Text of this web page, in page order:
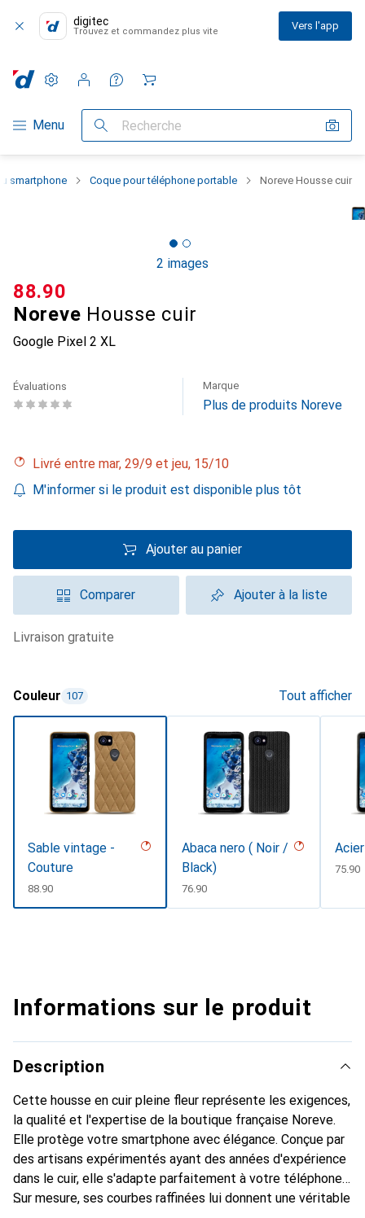
digitec
Trouvez et commandez plus vite Vers l'app
Navigation par catégorie
Menu Recherche
Paramètres
Compte client
Listes de comparaison
Listes d'envies
Panier
smartphone Coque pour téléphone portable Noreve Housse cuir
2 images
Noreve Housse cuir
Google Pixel 2 XL
CHF
88.90
Évaluations Marque
Plus de produits Noreve
Livré entre mar, 29/9 et jeu, 15/10
M'informer si le produit est disponible plus tôt
Ajouter au panier
Comparer Ajouter à la liste
livraison gratuite
Couleur 107 Tout afficher
Sable vintage -
Couture
CHF
88.90
Abaca nero ( Noir /
Black)
CHF
76.90
CHF
75.90
Informations sur le produit
Description
Cette housse en cuir pleine fleur représente les exigences,
la qualité et l'expertise de la boutique française Noreve.
Elle protège votre smartphone avec élégance. Conçue par
des artisans expérimentés ayant des années d'expérience
dans le cuir, elle s'adapte parfaitement à votre téléphone.
Sur mesure, ses courbes raffinées lui donnent une véritable